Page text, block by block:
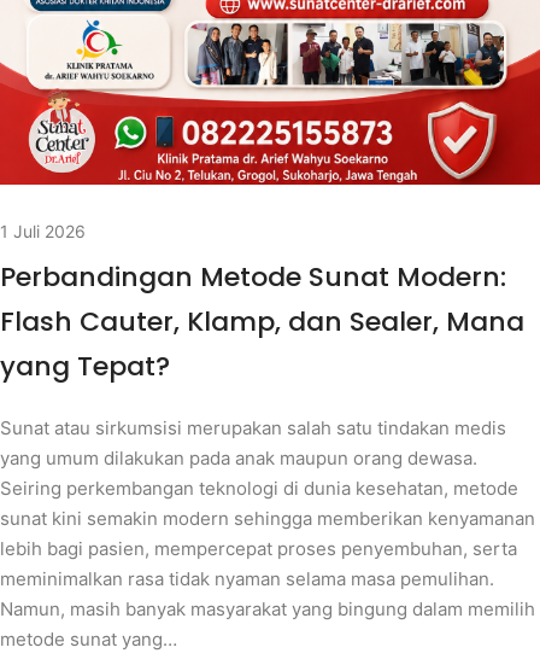
1 Juli 2026
Perbandingan Metode Sunat Modern:
Flash Cauter, Klamp, dan Sealer, Mana
yang Tepat?
Sunat atau sirkumsisi merupakan salah satu tindakan medis
yang umum dilakukan pada anak maupun orang dewasa.
Seiring perkembangan teknologi di dunia kesehatan, metode
sunat kini semakin modern sehingga memberikan kenyamanan
lebih bagi pasien, mempercepat proses penyembuhan, serta
meminimalkan rasa tidak nyaman selama masa pemulihan.
Namun, masih banyak masyarakat yang bingung dalam memilih
metode sunat yang…